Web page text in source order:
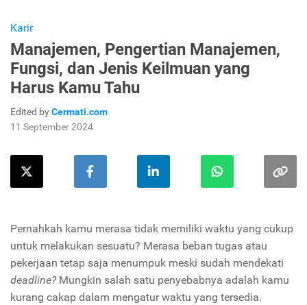
Karir
Manajemen, Pengertian Manajemen,
Fungsi, dan Jenis Keilmuan yang
Harus Kamu Tahu
Edited byCermati.com
11 September 2024
Pernahkah kamu merasa tidak memiliki waktu yang cukup
untuk melakukan sesuatu? Merasa beban tugas atau
pekerjaan tetap saja menumpuk meski sudah mendekati
deadline?Mungkin salah satu penyebabnya adalah kamu
kurang cakap dalam mengatur waktu yang tersedia.